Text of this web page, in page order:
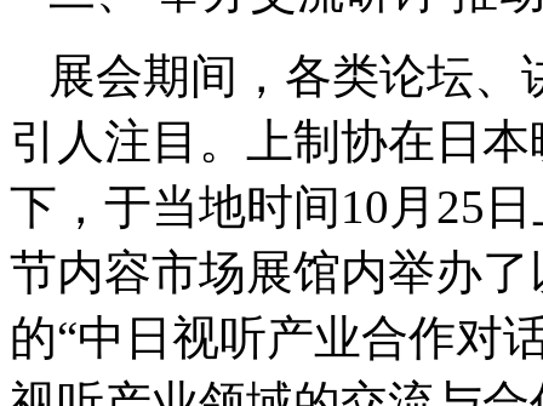
展会期间，各类论坛
引人注目。上制协在日
下，于当地时间10月25
节内容市场展馆内举办了
的“中日视听产业合作对